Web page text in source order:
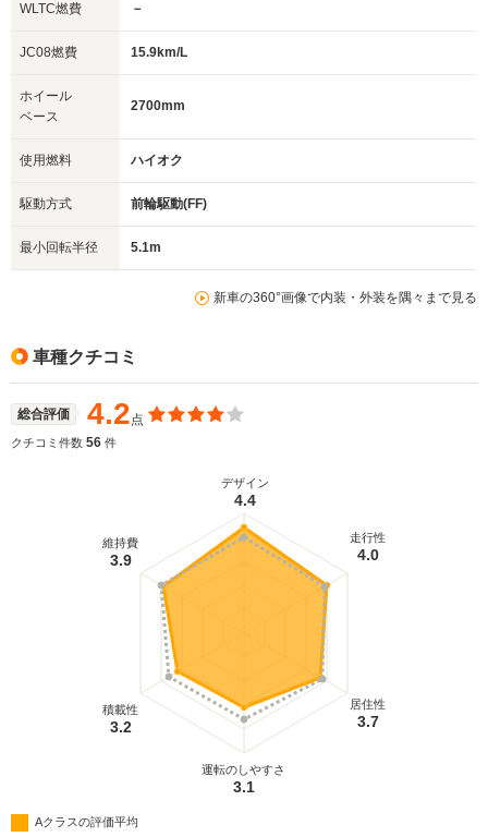
WLTC燃費 －
JC08燃費 15.9km/L
ホイール
ベース
2700mm
使用燃料 ハイオク
駆動方式 前輪駆動(FF)
最小回転半径 5.1m
新車の360°画像で内装・外装を隅々まで見る
車種クチコミ
総合評価 4.2点
クチコミ件数 56 件
デザイン
4.4
走行性
4.0
居住性
3.7
運転のしやすさ
3.1
積載性
3.2
維持費
3.9
Aクラスの評価平均